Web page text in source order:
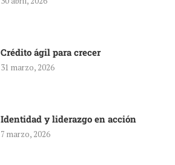
Crédito ágil para crecer
31 marzo, 2026
Identidad y liderazgo en acción
7 marzo, 2026